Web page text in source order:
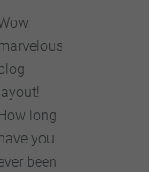
blog
layout!
How long
have you
been